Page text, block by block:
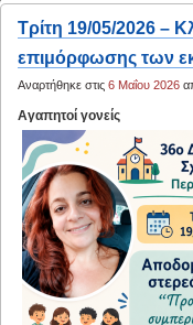
Τρίτη 19/05/2026 –
επιμόρφωσης των
Αναρτήθηκε στις 6 Μαΐου 2026
Αγαπητοί γονείς